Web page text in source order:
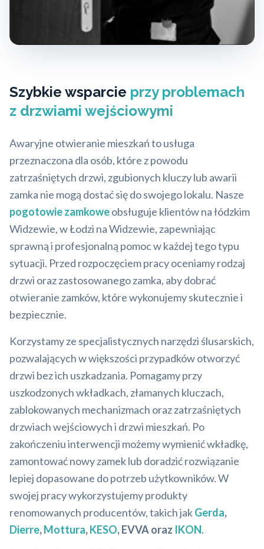
Szybkie wsparcie przy problemach
z drzwiami wejściowymi
Awaryjne otwieranie mieszkań to usługa
przeznaczona dla osób, które z powodu
zatrzaśniętych drzwi, zgubionych kluczy lub awarii
zamka nie mogą dostać się do swojego lokalu. Nasze
pogotowie zamkoweobsługuje klientów na łódzkim
Widzewie, w Łodzi na Widzewie, zapewniając
sprawną i profesjonalną pomoc w każdej tego typu
sytuacji. Przed rozpoczęciem pracy oceniamy rodzaj
drzwi oraz zastosowanego zamka, aby dobrać
otwieranie zamków, które wykonujemy skutecznie i
bezpiecznie.
Korzystamy ze specjalistycznych narzędzi ślusarskich,
pozwalających w większości przypadków otworzyć
drzwi bez ich uszkadzania. Pomagamy przy
uszkodzonych wkładkach, złamanych kluczach,
zablokowanych mechanizmach oraz zatrzaśniętych
drzwiach wejściowych i drzwi mieszkań. Po
zakończeniu interwencji możemy wymienić wkładkę,
zamontować nowy zamek lub doradzić rozwiązanie
lepiej dopasowane do potrzeb użytkowników. W
swojej pracy wykorzystujemy produkty
renomowanych producentów, takich jakGerda,
Dierre,Mottura,KESO, EVVA oraz IKON.